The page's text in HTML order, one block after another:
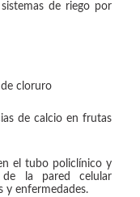
de riego por
cloruro
de calcio en frutas
el tubo policlínico y
la pared celular
y enfermedades.